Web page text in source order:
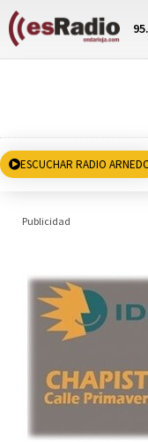
ESCUCHAR RADIO
Publicidad